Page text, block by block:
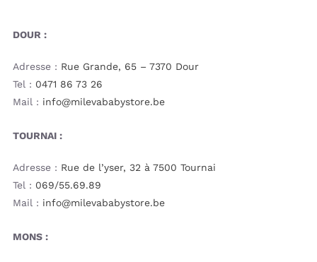
DOUR :
Adresse : Rue Grande, 65 – 7370 Dour
Tel : 0471 86 73 26
Mail : info@milevababystore.be
TOURNAI :
Adresse : Rue de l’yser, 32 à 7500 Tournai
Tel : 069/55.69.89
Mail : info@milevababystore.be
MONS :